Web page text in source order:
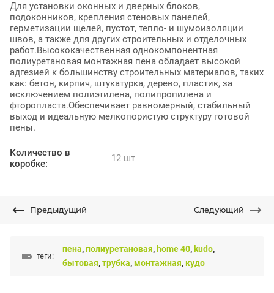
Для установки оконных и дверных блоков,
подоконников, крепления стеновых панелей,
герметизации щелей, пустот, тепло- и шумоизоляции
швов, а также для других строительных и отделочных
работ.Высококачественная однокомпонентная
полиуретановая монтажная пена обладает высокой
адгезией к большинству строительных материалов, таких
как: бетон, кирпич, штукатурка, дерево, пластик, за
исключением полиэтилена, полипропилена и
фторопласта.Обеспечивает равномерный, стабильный
выход и идеальную мелкопористую структуру готовой
пены.
Количество в
коробке:
12 шт
Предыдущий Следующий
теги:
пена,полиуретановая, home 40, kudo,
бытовая,трубка,монтажная,кудо